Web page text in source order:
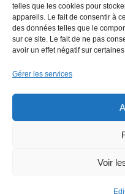
telles que les cookies pour
appareils. Le fait de consentir à
des données telles que le
sur ce site. Le fait de ne pas
avoir un effet négatif sur
Gérer les services
Voir
Pour
Se